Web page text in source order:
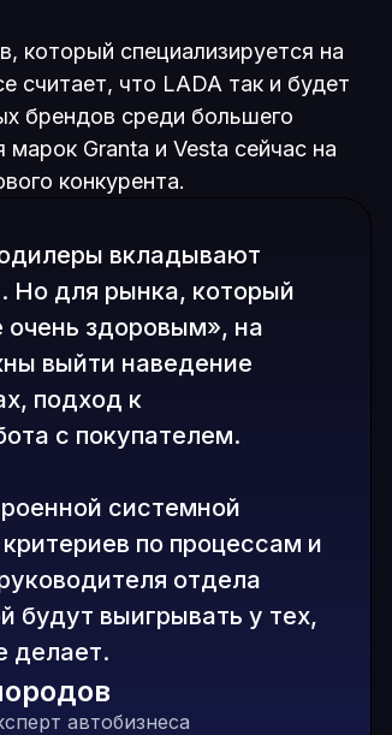
который специализируется на
считает, что LADA так и будет
брендов среди большего
Granta и Vesta сейчас на
конкурента.
вкладывают
Но для рынка, который
очень здоровым», на
выйти наведение
подход к
с покупателем.
системной
по процессам и
отдела
будут выигрывать у тех,
делает.
автобизнеса